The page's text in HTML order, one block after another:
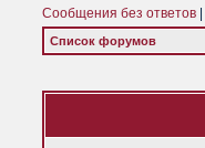
Сообщения без ответов
Список форумов